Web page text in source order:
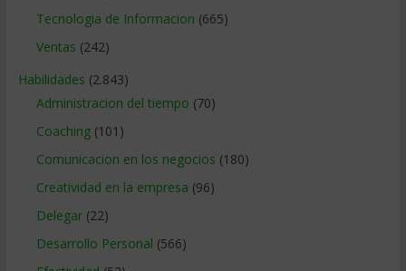
Tecnologia de Informacion (665)
Ventas (242)
Habilidades (2.843)
Administracion del tiempo (70)
Coaching(101)
Comunicacion en los negocios (180)
Creatividad en la empresa (96)
Delegar(22)
Desarrollo Personal (566)